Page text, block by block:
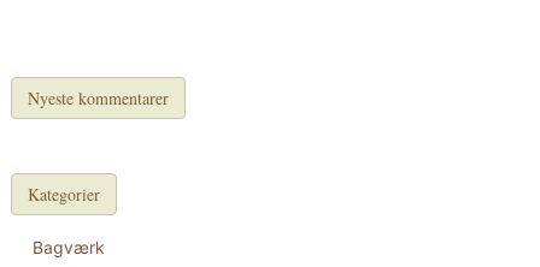
Nyeste kommentarer
Kategorier
Bagværk